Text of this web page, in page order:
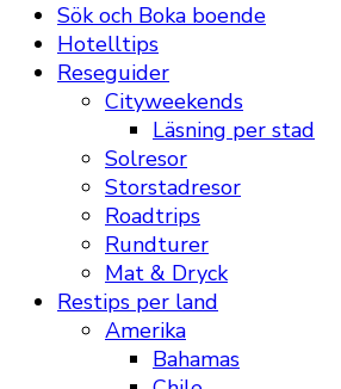
Sök och Boka boende
Hotelltips
Reseguider
Cityweekends
Läsning per stad
Solresor
Storstadresor
Roadtrips
Rundturer
Mat & Dryck
Restips per land
Amerika
Bahamas